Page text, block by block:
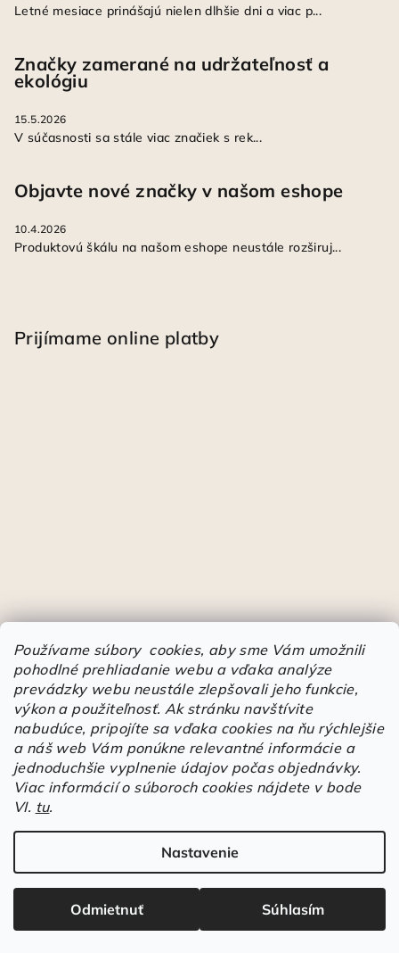
Používame súbory cookies, aby sme Vám umožnili
pohodlné prehliadanie webu a vďaka analýze
prevádzky webu neustále zlepšovali jeho funkcie,
výkon a použiteľnosť. Ak stránku navštívite
nabudúce, pripojíte sa vďaka cookies na ňu rýchlejšie
a náš web Vám ponúkne relevantné informácie a
jednoduchšie vyplnenie údajov počas objednávky.
Viac informácií o súboroch cookies nájdete v bode
VI. tu.
Nastavenie
Odmietnuť Súhlasím
Letné mesiace prinášajú nielen dlhšie dni a viac p...
Značky zamerané na udržateľnosť a
ekológiu
15.5.2026
V súčasnosti sa stále viac značiek s rek...
Objavte nové značky v našom eshope
10.4.2026
Produktovú škálu na našom eshope neustále rozširuj...
Prijímame online platby
Normy
Normy rukavíc
Ako sa vyznať v označeniach obuvi
Športové pracovné poltopánky PRESTIGE CLASSIC biele
Hodnotenie produktu je 5 z 5 hviezdičiek.
| Mária